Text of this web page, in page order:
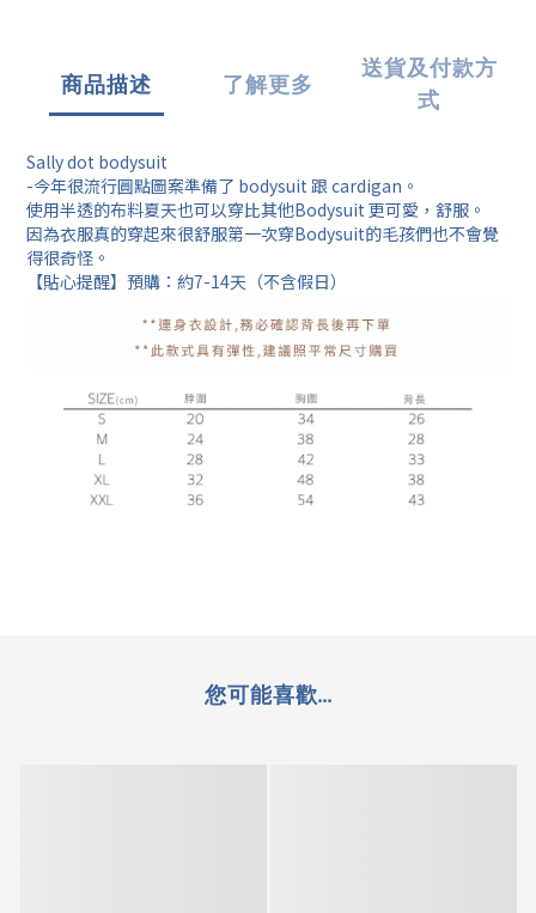
商品描述 了解更多
送貨及付款方
式
Sally dot bodysuit
-今年很流行圓點圖案準備了 bodysuit 跟 cardigan。
使用半透的布料夏天也可以穿比其他Bodysuit 更可愛，舒服。
因為衣服真的穿起來很舒服第一次穿Bodysuit的毛孩們也不會覺
得很奇怪。
【貼心提醒】預購：約7-14天（不含假日）
您可能喜歡...